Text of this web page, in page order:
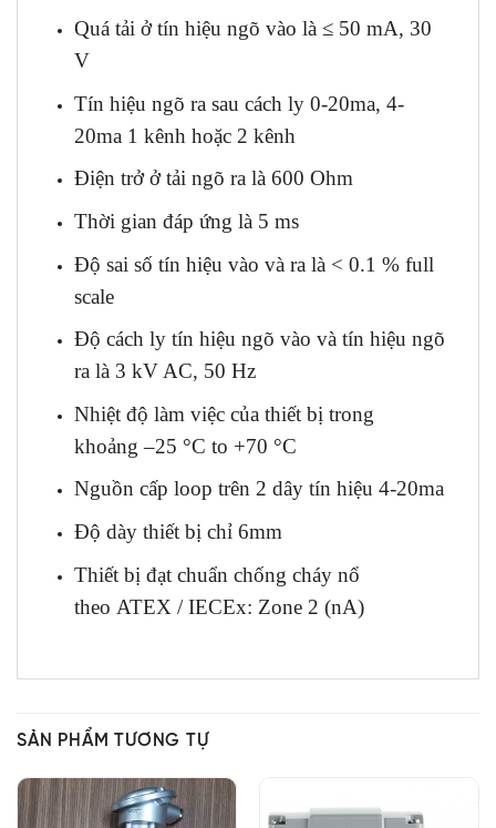
Quá tải ở tín hiệu ngõ vào là ≤ 50 mA, 30
V
Tín hiệu ngõ ra sau cách ly 0-20ma, 4-
20ma 1 kênh hoặc 2 kênh
Điện trở ở tải ngõ ra là 600 Ohm
Thời gian đáp ứng là 5 ms
Độ sai số tín hiệu vào và ra là < 0.1 % full
scale
Độ cách ly tín hiệu ngõ vào và tín hiệu ngõ
ra là 3 kV AC, 50 Hz
Nhiệt độ làm việc của thiết bị trong
khoảng –25 °C to +70 °C
Nguồn cấp loop trên 2 dây tín hiệu 4-20ma
Độ dày thiết bị chỉ 6mm
Thiết bị đạt chuẩn chống cháy nổ
theo ATEX / IECEx: Zone 2 (nA)
SẢN PHẨM TƯƠNG TỰ